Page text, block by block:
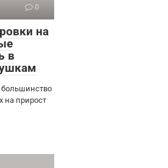
0
на
в
на прирост